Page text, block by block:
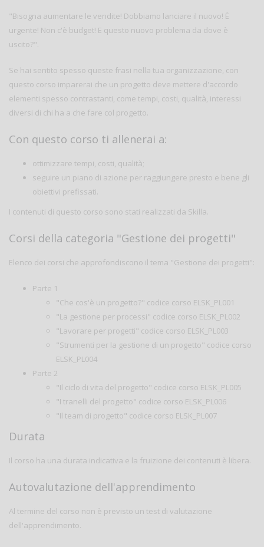
"Bisogna aumentare le vendite! Dobbiamo lanciare il nuovo! È
urgente! Non c'è budget! E questo nuovo problema da dove è
uscito?".
Se hai sentito spesso queste frasi nella tua organizzazione, con
questo corso imparerai che un progetto deve mettere d'accordo
elementi spesso contrastanti, come tempi, costi, qualità, interessi
diversi di chi ha a che fare col progetto.
Con questo corso ti allenerai a:
ottimizzare tempi, costi, qualità;
seguire un piano di azione per raggiungere presto e bene gli
obiettivi prefissati.
I contenuti di questo corso sono stati realizzati da Skilla.
Corsi della categoria "Gestione dei progetti"
Elenco dei corsi che approfondiscono il tema "Gestione dei progetti":
Parte 1
"Che cos'è un progetto?" codice corso ELSK_PL001
"La gestione per processi" codice corso ELSK_PL002
"Lavorare per progetti" codice corso ELSK_PL003
"Strumenti per la gestione di un progetto" codice corso
ELSK_PL004
Parte 2
"Il ciclo di vita del progetto" codice corso ELSK_PL005
"I tranelli del progetto" codice corso ELSK_PL006
"Il team di progetto" codice corso ELSK_PL007
Durata
Il corso ha una durata indicativa e la fruizione dei contenuti è libera.
Autovalutazione dell'apprendimento
Al termine del corso non è previsto un test di valutazione
dell'apprendimento.